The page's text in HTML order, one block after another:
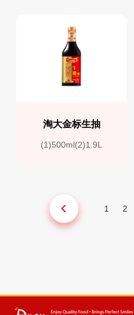
淘大金标生抽
(1)500ml(2)1.9L
1 2